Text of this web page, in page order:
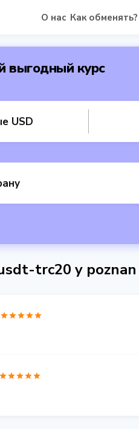
О нас Как обменять?
выгодный курс
USD
trc20 у poznan